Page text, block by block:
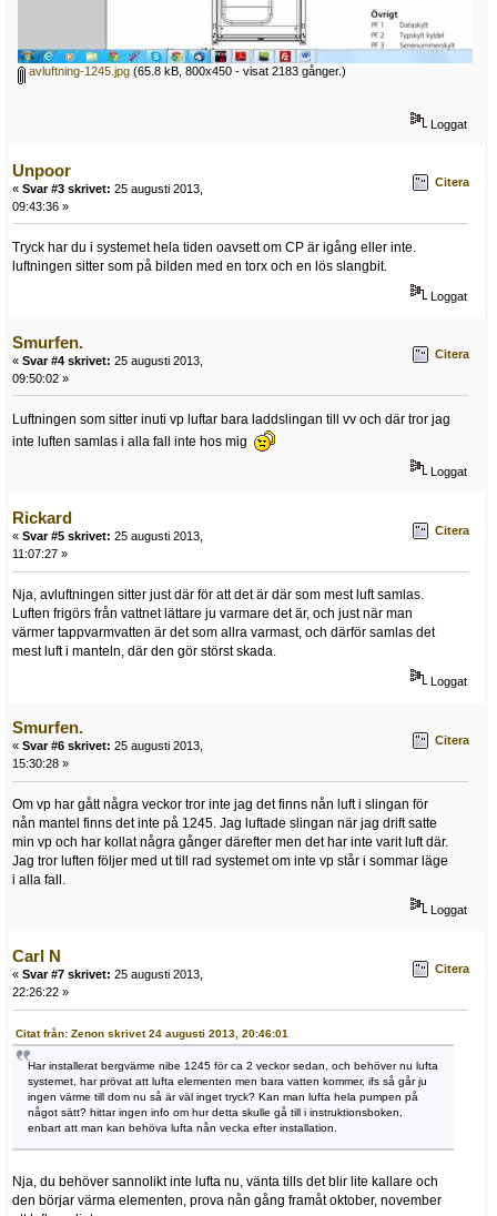
avluftning-1245.jpg (65.8 kB, 800x450 - visat 2183 gånger.)
Loggat
Unpoor
« Svar #3 skrivet: 25 augusti 2013,
09:43:36 »
Citera
Tryck har du i systemet hela tiden oavsett om CP är igång eller inte.
luftningen sitter som på bilden med en torx och en lös slangbit.
Loggat
Smurfen.
« Svar #4 skrivet: 25 augusti 2013,
09:50:02 »
Citera
Luftningen som sitter inuti vp luftar bara laddslingan till vv och där tror jag
inte luften samlas i alla fall inte hos mig
Loggat
Rickard
« Svar #5 skrivet: 25 augusti 2013,
11:07:27 »
Citera
Nja, avluftningen sitter just där för att det är där som mest luft samlas.
Luften frigörs från vattnet lättare ju varmare det är, och just när man
värmer tappvarmvatten är det som allra varmast, och därför samlas det
mest luft i manteln, där den gör störst skada.
Loggat
Smurfen.
« Svar #6 skrivet: 25 augusti 2013,
15:30:28 »
Citera
Om vp har gått några veckor tror inte jag det finns nån luft i slingan för
nån mantel finns det inte på 1245. Jag luftade slingan när jag drift satte
min vp och har kollat några gånger därefter men det har inte varit luft där.
Jag tror luften följer med ut till rad systemet om inte vp står i sommar läge
i alla fall.
Loggat
Carl N
« Svar #7 skrivet: 25 augusti 2013,
22:26:22 »
Citera
Citat från: Zenon skrivet 24 augusti 2013, 20:46:01
Har installerat bergvärme nibe 1245 för ca 2 veckor sedan, och behöver nu lufta
systemet, har prövat att lufta elementen men bara vatten kommer, ifs så går ju
ingen värme till dom nu så är väl inget tryck? Kan man lufta hela pumpen på
något sätt? hittar ingen info om hur detta skulle gå till i instruktionsboken,
enbart att man kan behöva lufta nån vecka efter installation.
Nja, du behöver sannolikt inte lufta nu, vänta tills det blir lite kallare och
den börjar värma elementen, prova nån gång framåt oktober, november